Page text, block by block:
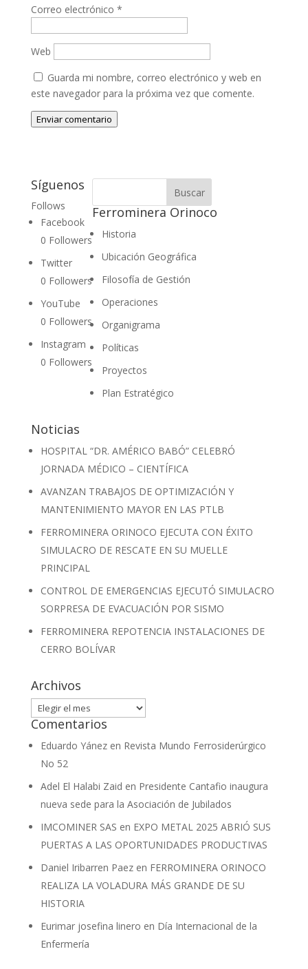
Correo electrónico *
Web
Guarda mi nombre, correo electrónico y web en
este navegador para la próxima vez que comente.
Enviar comentario
Síguenos
Follows
Facebook
0 Followers
Twitter
0 Followers
YouTube
0 Followers
Instagram
0 Followers
Ferrominera Orinoco
Historia
Ubicación Geográfica
Filosofía de Gestión
Operaciones
Organigrama
Políticas
Proyectos
Plan Estratégico
Noticias
HOSPITAL “DR. AMÉRICO BABÓ” CELEBRÓ
JORNADA MÉDICO – CIENTÍFICA
AVANZAN TRABAJOS DE OPTIMIZACIÓN Y
MANTENIMIENTO MAYOR EN LAS PTLB
FERROMINERA ORINOCO EJECUTA CON ÉXITO
SIMULACRO DE RESCATE EN SU MUELLE
PRINCIPAL
CONTROL DE EMERGENCIAS EJECUTÓ SIMULACRO
SORPRESA DE EVACUACIÓN POR SISMO
FERROMINERA REPOTENCIA INSTALACIONES DE
CERRO BOLÍVAR
Archivos
Archivos
Comentarios
Eduardo Yánezen Revista Mundo Ferrosiderúrgico
No 52
Adel El Halabi Zaid en Presidente Cantafio inaugura
nueva sede para la Asociación de Jubilados
IMCOMINER SAS en EXPO METAL 2025 ABRIÓ SUS
PUERTAS A LAS OPORTUNIDADES PRODUCTIVAS
Daniel Iribarren Paezen FERROMINERA ORINOCO
REALIZA LA VOLADURA MÁS GRANDE DE SU
HISTORIA
Eurimar josefina linero en Día Internacional de la
Enfermería